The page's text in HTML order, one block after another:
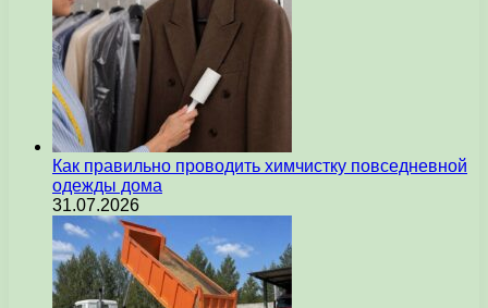
Как правильно проводить химчистку повседневной
одежды дома
31.07.2026